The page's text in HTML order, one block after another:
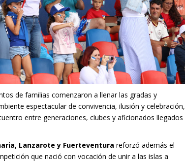
de familias comenzaron a llenar las gradas y
espectacular de convivencia, ilusión y celebración,
entre generaciones, clubes y aficionados llegados
Lanzarote y Fuerteventura reforzó además el
que nació con vocación de unir a las islas a